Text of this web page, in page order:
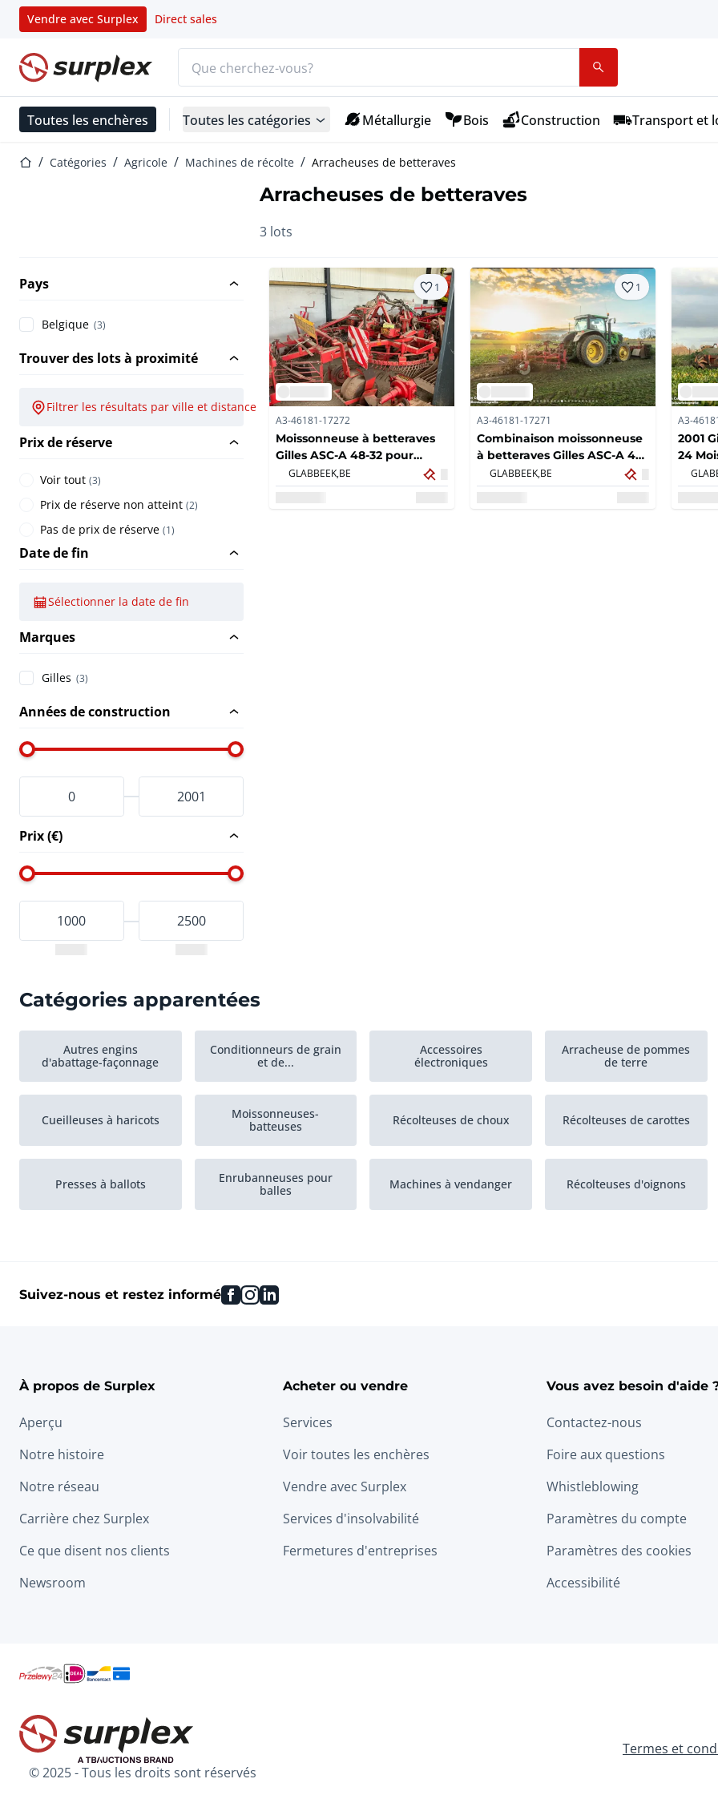
Vendre avec Surplex Direct sales
Page d'accueil
Toutes les enchères Toutes les catégories Métallurgie Bois Construction Transport et
Page d'accueil
Catégories Agricole Machines de récolte Arracheuses de betteraves
Arracheuses de betteraves
3 lots
Pays
Belgique (3)
Trouver des lots à proximité
Filtrer les résultats par ville et distance
Prix de réserve
Voir tout (3)
Prix de réserve non atteint (2)
Pas de prix de réserve (1)
Date de fin
Sélectionner la date de fin
Marques
Gilles (3)
Années de construction
Prix (€)
1
A3-46181-17272
Moissonneuse à betteraves
Gilles ASC-A 48-32 pour
pièces ou projets
GLABBEEK, BE
1
A3-46181-17271
Combinaison moissonneuse
à betteraves Gilles ASC-A 48-
32 - TR 24 2001
GLABBEEK, BE
A3-
2001
24
tapis
Catégories apparentées
Autres engins
d'abattage-façonnage
Conditionneurs de grain
et de...
Accessoires
électroniques
Arracheuse de pommes
de terre
Cueilleuses à haricots
Moissonneuses-
batteuses
Récolteuses de choux Récolteuses de carottes
Presses à ballots
Enrubanneuses pour
balles
Machines à vendanger Récolteuses d'oignons
Suivez-nous et restez informé facebook
instagram
linkedin
À propos de Surplex
Aperçu
Notre histoire
Notre réseau
Carrière chez Surplex
Ce que disent nos clients
Newsroom
Acheter ou vendre
Services
Voir toutes les enchères
Vendre avec Surplex
Services d'insolvabilité
Fermetures d'entreprises
Vous avez besoin d'aide
Contactez-nous
Foire aux questions
Whistleblowing
Paramètres du compte
Paramètres des cookies
Accessibilité
© 2025 - Tous les droits sont réservés
Termes et